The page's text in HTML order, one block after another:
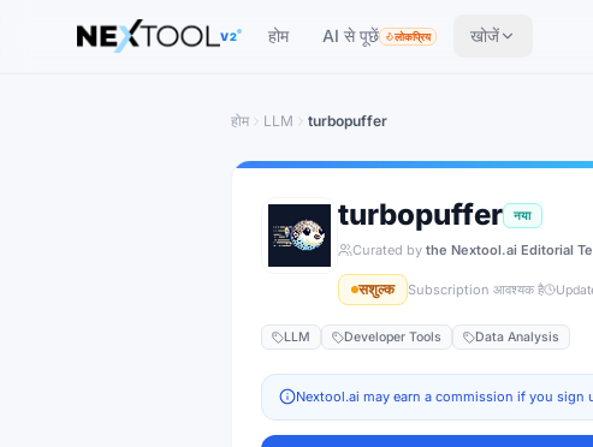
The AI tools directory — Find the Best AI Tools
V2 होम AI से पूछें लोकप्रिय खोजें
होम LLM turbopuffer
turbopuffer नया
Curated by the Nextool.ai Editorial
सशुल्क Subscription आवश्यक है
LLM Developer Tools Data Analysis
Nextool.ai may earn a commission if you